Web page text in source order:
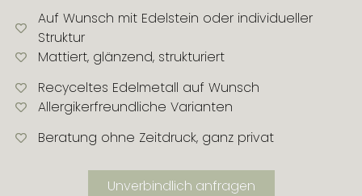
Auf Wunsch mit Edelstein oder individueller
Struktur
Mattiert, glänzend, strukturiert
Recyceltes Edelmetall auf Wunsch
Allergikerfreundliche Varianten
Beratung ohne Zeitdruck, ganz privat
Unverbindlich anfragen